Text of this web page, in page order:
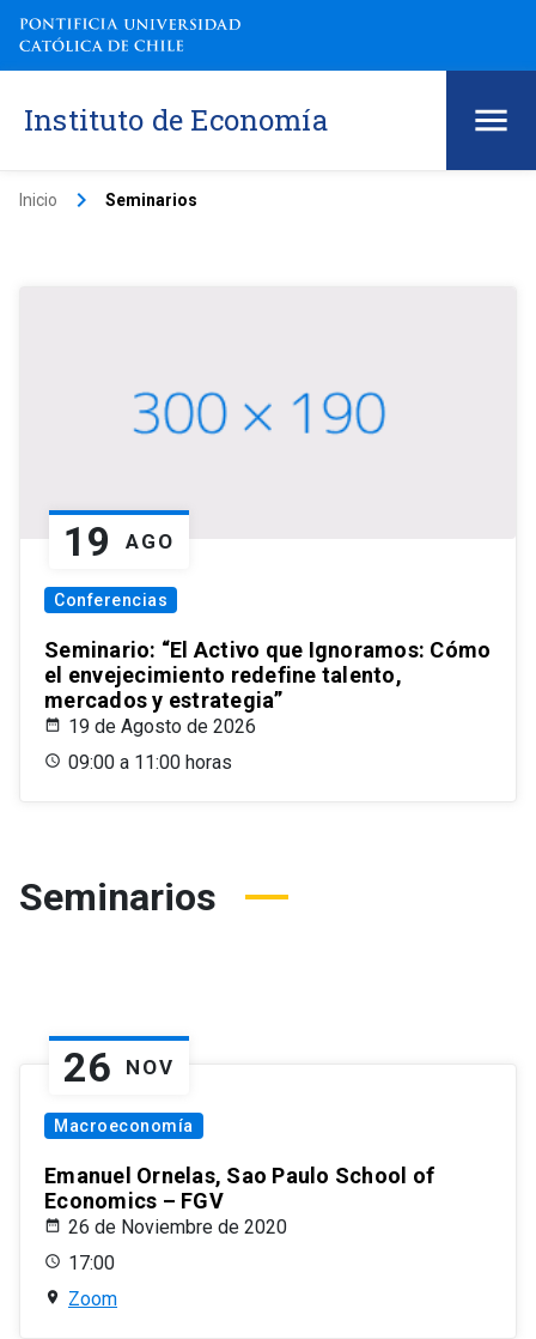
Instituto de Economía
Inicio keyboard_arrow_right Seminarios
19 AGO
Conferencias
Seminario: “El Activo que Ignoramos: Cómo
el envejecimiento redefine talento,
mercados y estrategia”
19 de Agosto de 2026
09:00 a 11:00 horas
Seminarios
26 NOV
Macroeconomía
Emanuel Ornelas, Sao Paulo School of
Economics – FGV
26 de Noviembre de 2020
17:00
Zoom